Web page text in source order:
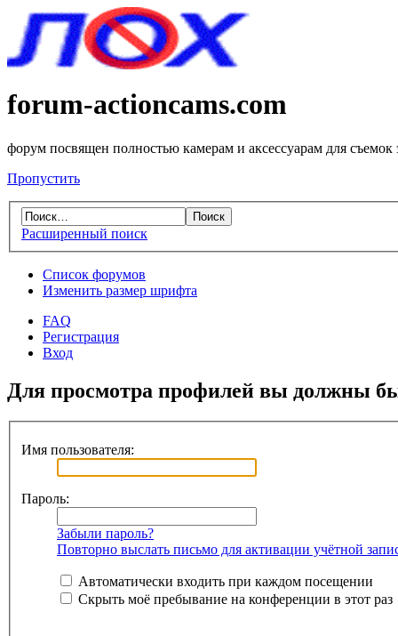
forum-actioncams.com
форум посвящен полностью камерам и аксессуарам для съемок
Пропустить
Расширенный поиск
Список форумов
Изменить размер шрифта
FAQ
Регистрация
Вход
Для просмотра профилей вы должны
Имя пользователя:
Пароль:
Забыли пароль?
Повторно выслать письмо для активации учётной
Автоматически входить при каждом посещении
Скрыть моё пребывание на конференции в этот раз